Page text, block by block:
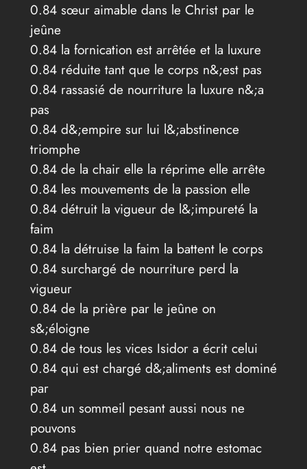
0.84 sœur aimable dans le Christ par le
jeûne
0.84 la fornication est arrêtée et la luxure
0.84 réduite tant que le corps n&;est pas
0.84 rassasié de nourriture la luxure n&;a
pas
0.84 d&;empire sur lui l&;abstinence
triomphe
0.84 de la chair elle la réprime elle arrête
0.84 les mouvements de la passion elle
0.84 détruit la vigueur de l&;impureté la
faim
0.84 la détruise la faim la battent le corps
0.84 surchargé de nourriture perd la
vigueur
0.84 de la prière par le jeûne on
s&;éloigne
0.84 de tous les vices Isidor a écrit celui
0.84 qui est chargé d&;aliments est dominé
par
0.84 un sommeil pesant aussi nous ne
pouvons
0.84 pas bien prier quand notre estomac